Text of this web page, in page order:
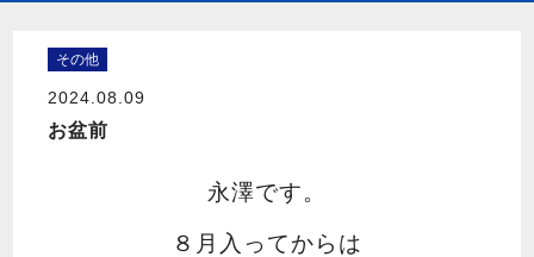
その他
2024.08.09
お盆前
永澤です。
８月入ってからは